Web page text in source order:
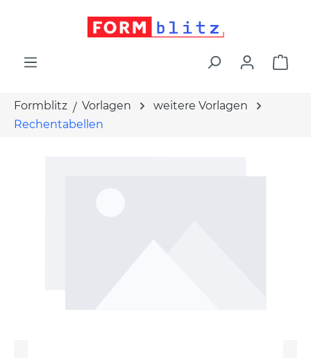
Formblitz Vorlagen
weitere Vorlagen
Rechentabellen